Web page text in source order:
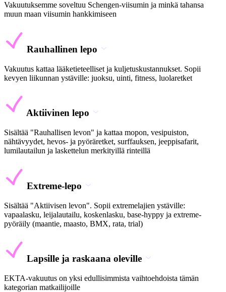
Vakuutuksemme soveltuu Schengen-viisumin ja minkä tahansa
muun maan viisumin hankkimiseen
Rauhallinen lepo
Vakuutus kattaa lääketieteelliset ja kuljetuskustannukset. Sopii
kevyen liikunnan ystäville: juoksu, uinti, fitness, luolaretket
Aktiivinen lepo
Sisältää "Rauhallisen levon" ja kattaa mopon, vesipuiston,
nähtävyydet, hevos- ja pyöräretket, surffauksen, jeeppisafarit,
lumilautailun ja laskettelun merkityillä rinteillä
Extreme-lepo
Sisältää "Aktiivisen levon". Sopii extremelajien ystäville:
vapaalasku, leijalautailu, koskenlasku, base-hyppy ja extreme-
pyöräily (maantie, maasto, BMX, rata, trial)
Lapsille ja raskaana oleville
EKTA-vakuutus on yksi edullisimmista vaihtoehdoista tämän
kategorian matkailijoille